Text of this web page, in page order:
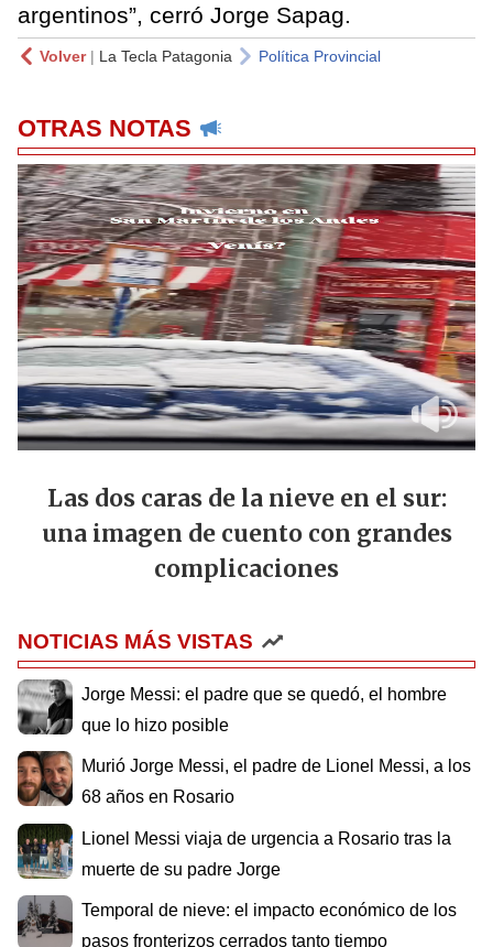
argentinos”, cerró Jorge Sapag.
Volver| La Tecla Patagonia Política Provincial
OTRAS NOTAS
Las dos caras de la nieve en el sur:
una imagen de cuento con grandes
complicaciones
NOTICIAS MÁS VISTAS
Jorge Messi: el padre que se quedó, el hombre
que lo hizo posible
Murió Jorge Messi, el padre de Lionel Messi, a los
68 años en Rosario
Lionel Messi viaja de urgencia a Rosario tras la
muerte de su padre Jorge
Temporal de nieve: el impacto económico de los
pasos fronterizos cerrados tanto tiempo